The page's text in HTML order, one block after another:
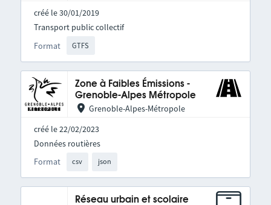
créé le 30/01/2019
Format GTFS
Transport public collectif
Zone à Faibles Émissions -
Grenoble-Alpes Métropole
Grenoble-Alpes-Métropole
créé le 22/02/2023
Format csv json
Données routières
Réseau urbain et scolaire